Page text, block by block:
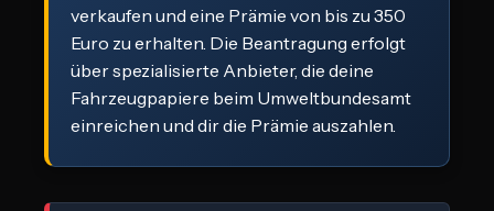
verkaufen und eine Prämie von bis zu 350
Euro zu erhalten. Die Beantragung erfolgt
über spezialisierte Anbieter, die deine
Fahrzeugpapiere beim Umweltbundesamt
einreichen und dir die Prämie auszahlen.